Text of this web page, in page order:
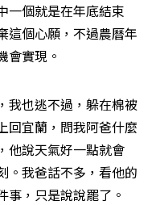
一個就是在年底結束
這個心願，不過農曆年
會實現。
我也逃不過，躲在棉被
回宜蘭，問我阿爸什麼
他說天氣好一點就會
。我爸話不多，看他的
事，只是說說罷了。